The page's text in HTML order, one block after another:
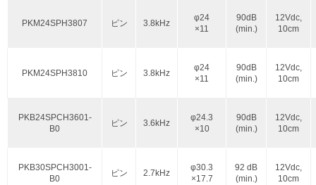
PKM24SPH3807 ピン 3.8kHz
φ24
×11
90dB
(min.)
12Vdc,
10cm
PKM24SPH3810 ピン 3.8kHz
φ24
×11
90dB
(min.)
12Vdc,
10cm
PKB24SPCH3601-
B0
ピン 3.6kHz
φ24.3
×10
90dB
(min.)
12Vdc,
10cm
PKB30SPCH3001-
B0
ピン 2.7kHz
φ30.3
×17.7
92 dB
(min.)
12Vdc,
10cm